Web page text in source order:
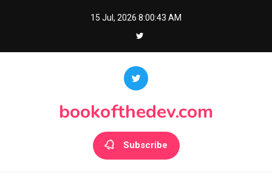
15 Jul, 2026 8:00:45 AM
bookofthedev.com
Subscribe